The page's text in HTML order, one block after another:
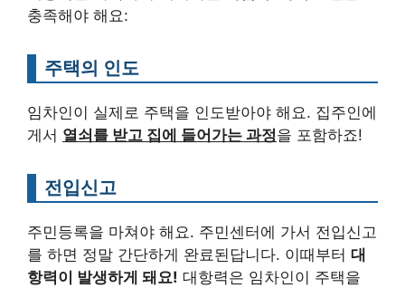
충족해야 해요:
주택의 인도
임차인이 실제로 주택을 인도받아야 해요. 집주인에
게서 열쇠를 받고 집에 들어가는 과정을 포함하죠!
전입신고
주민등록을 마쳐야 해요. 주민센터에 가서 전입신고
를 하면 정말 간단하게 완료된답니다. 이때부터 대
항력이 발생하게 돼요! 대항력은 임차인이 주택을